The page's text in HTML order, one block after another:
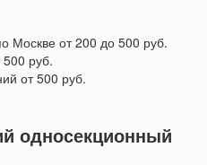
Москве от 200 до 500 руб.
500 руб.
от 500 руб.
односекционный